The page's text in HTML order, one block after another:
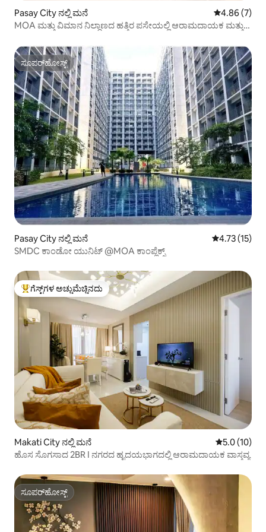
Pasay City ನಲ್ಲಿ ಮನೆ 5 ರಲ್ಲಿ 4.86
4.86 (7)
MOA ಮತ್ತು ವಿಮಾನ ನಿಲ್ದಾಣದ ಹತ್ತಿರ ಪಸೇಯಲ್ಲಿ ಆರಾಮದಾಯಕ ಮತ್ತು
ಸೂಪರ್‌ಹೋಸ್ಟ್
ಸೂಪರ್‌ಹೋಸ್ಟ್
Pasay City ನಲ್ಲಿ ಮನೆ 5 ರಲ್ಲಿ 4.73
4.73 (15)
SMDC ಕಾಂಡೋ ಯುನಿಟ್ @MOA ಕಾಂಪ್ಲೆಕ್ಸ್
ಗೆಸ್ಟ್‌ಗಳಿಗೆ ಅತಿ ಹೆಚ್ಚು ಅಚ್ಚುಮೆಚ್ಚಿನದು
ಗೆಸ್ಟ್‌ಗಳ ಅಚ್ಚುಮೆಚ್ಚಿನದು
Makati City ನಲ್ಲಿ ಮನೆ 5 ರಲ್ಲಿ 5.0
5.0 (10)
ಹೊಸ ಸೊಗಸಾದ 2BR I ನಗರದ ಹೃದಯಭಾಗದಲ್ಲಿ ಆರಾಮದಾಯಕ ವಾಸ್ತವ್ಯ
ಸೂಪರ್‌ಹೋಸ್ಟ್
ಸೂಪರ್‌ಹೋಸ್ಟ್